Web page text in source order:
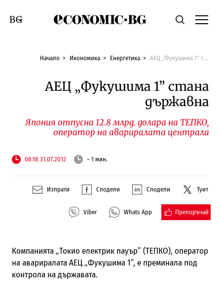
Economic.bgТърсене
Смяна на език
Начало Икономика Енергетика АЕЦ „Фукушима 1” стана държавна
АЕЦ „Фукушима 1” стана
държавна
Япония отпусна 12.8 млрд. долара на ТЕПКО,
оператор на авариралата централа
08:18 31.07.2012 ~ 1 мин.
Изпрати Сподели Сподели Туит
Viber Whats App Препоръчай
Компанията „Токио електрик пауър” (ТЕПКО), оператор
на авариралата АЕЦ „Фукушима 1”, е преминала под
контрола на държавата.